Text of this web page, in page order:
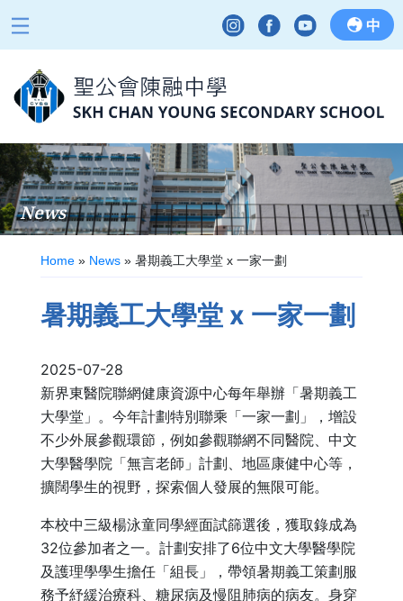
中
News
Home » News » 暑期義工大學堂 x 一家一劃
暑期義工大學堂 x 一家一劃
2025-07-28
新界東醫院聯網健康資源中心每年舉辦「暑期義工
大學堂」。今年計劃特別聯乘「一家一劃」，增設
不少外展參觀環節，例如參觀聯網不同醫院、中文
大學醫學院「無言老師」計劃、地區康健中心等，
擴闊學生的視野，探索個人發展的無限可能。
本校中三級楊泳童同學經面試篩選後，獲取錄成為
32位參加者之一。計劃安排了6位中文大學醫學院
及護理學學生擔任「組長」，帶領暑期義工策劃服
務予紓緩治療科、糖尿病及慢阻肺病的病友。身穿